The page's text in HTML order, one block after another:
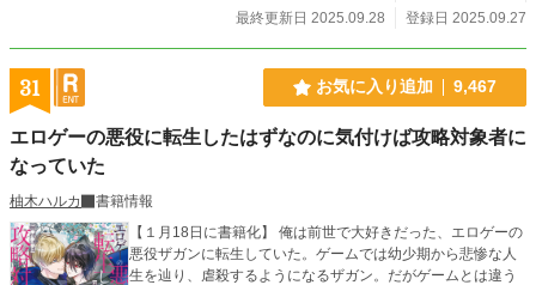
最終更新日 2025.09.28
登録日 2025.09.27
31 お気に入り追加 9,467
エロゲーの悪役に転生したはずなのに気付けば攻略対象者に
なっていた
柚木ハルカ
書籍情報
【１月18日に書籍化】 俺は前世で大好きだった、エロゲーの
悪役ザガンに転生していた。ゲームでは幼少期から悲惨な人
生を辿り、虐殺するようになるザガン。だがゲームとは違う